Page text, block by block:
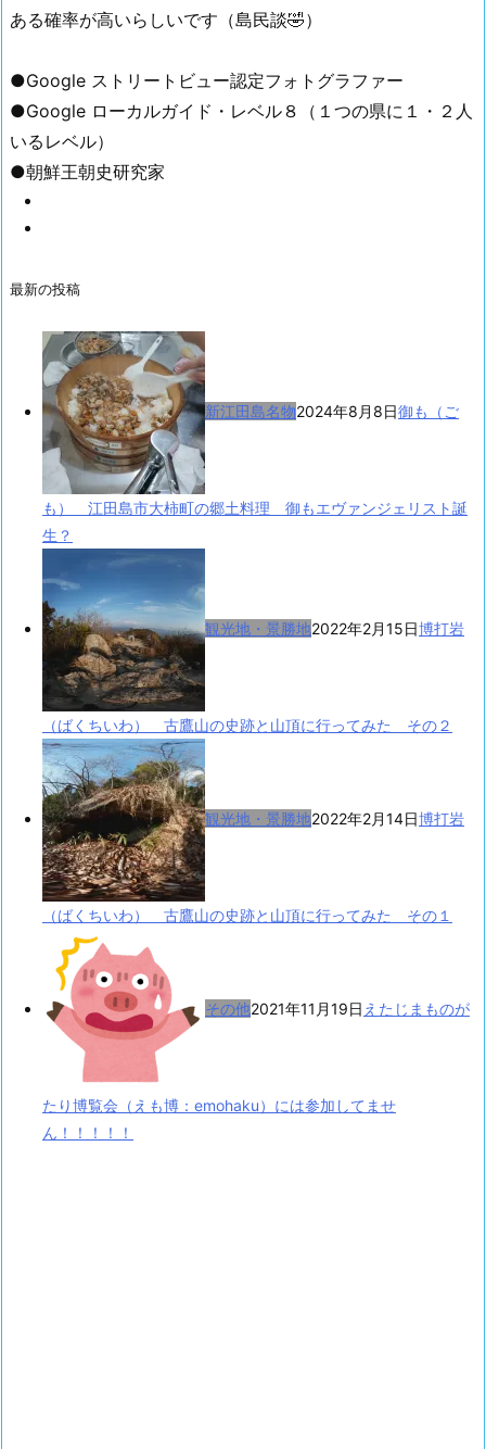
ある確率が高いらしいです（島民談🤣）
●Google ストリートビュー認定フォトグラファー
●Google ローカルガイド・レベル８（１つの県に１・２人
いるレベル）
●朝鮮王朝史研究家
最新の投稿
新江田島名物2024年8月8日御も（ご
も） 江田島市大柿町の郷土料理 御もエヴァンジェリスト誕
生？
観光地・景勝地2022年2月15日博打岩
（ばくちいわ） 古鷹山の史跡と山頂に行ってみた その２
観光地・景勝地2022年2月14日博打岩
（ばくちいわ） 古鷹山の史跡と山頂に行ってみた その１
その他2021年11月19日 えたじまものが
たり博覧会（えも博：emohaku）には参加してませ
ん！！！！！